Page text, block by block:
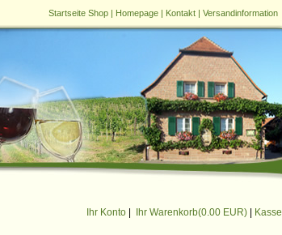
Startseite Shop | Homepage | Kontakt | Versandinformation
Ihr Konto Ihr Warenkorb(0.00 EUR) Kasse